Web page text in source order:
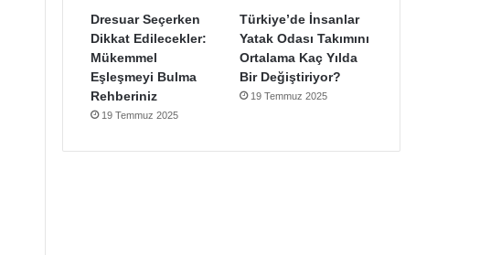
Dresuar Seçerken
Dikkat Edilecekler:
Mükemmel
Eşleşmeyi Bulma
Rehberiniz
19 Temmuz 2025
Türkiye’de İnsanlar
Yatak Odası Takımını
Ortalama Kaç Yılda
Bir Değiştiriyor?
19 Temmuz 2025